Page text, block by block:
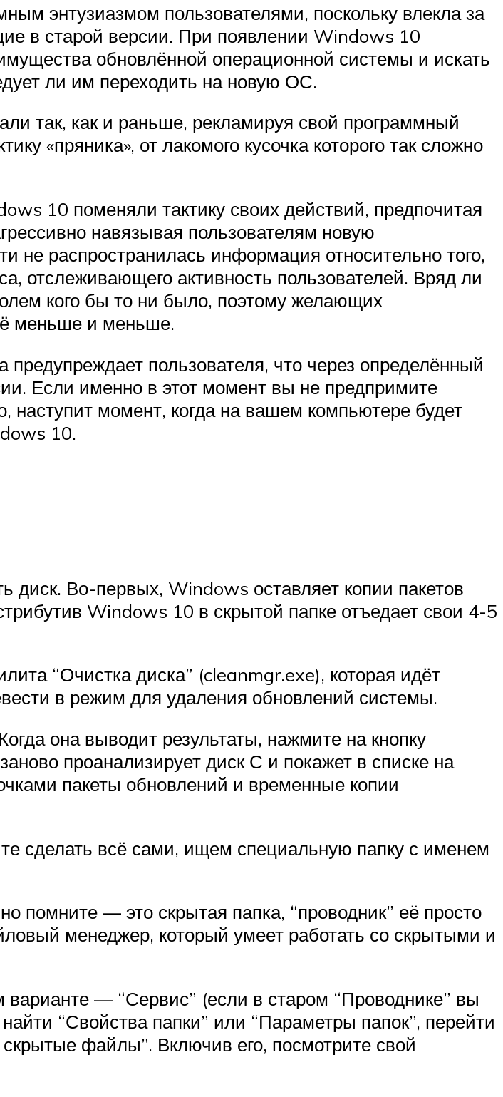
энтузиазмом пользователями, поскольку влекла за
в старой версии. При появлении Windows 10
обновлённой операционной системы и искать
ли им переходить на новую ОС.
так, как и раньше, рекламируя свой программный
«пряника», от лакомого кусочка которого так сложно
10 поменяли тактику своих действий, предпочитая
навязывая пользователям новую
не распространилась информация относительно того,
отслеживающего активность пользователей. Вряд ли
кого бы то ни было, поэтому желающих
меньше и меньше.
пользователя, что через определённый
Если именно в этот момент вы не предпримите
момент, когда на вашем компьютере будет
10.
диск. Во-первых, Windows оставляет копии пакетов
Windows 10 в скрытой папке отъедает свои 4-5
“Очистка диска” (cleanmgr.exe), которая идёт
в режим для удаления обновлений системы.
она выводит результаты, нажмите на кнопку
проанализирует диск С и покажет в списке на
пакеты обновлений и временные копии
сделать всё сами, ищем специальную папку с именем
помните — это скрытая папка, “проводник” её просто
менеджер, который умеет работать со скрытыми и
— “Сервис” (если в старом “Проводнике” вы
“Свойства папки” или “Параметры папок”, перейти
файлы”. Включив его, посмотрите свой